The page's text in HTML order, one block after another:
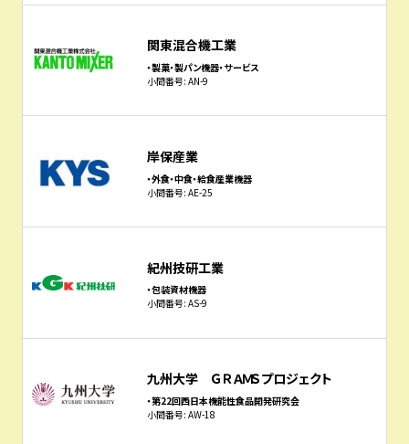
関東混合機工業
・製菓・製パン機器・サービス
小間番号: AN-9
岸保産業
・外食・中食・給食産業機器
小間番号: AE-25
紀州技研工業
・包装資材機器
小間番号: AS-9
九州大学 ＧＲＡＭＳプロジェクト
・第22回西日本機能性食品開発研究会
小間番号: AW-18